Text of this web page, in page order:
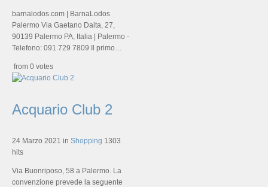
barnalodos.com | BarnaLodos
Palermo Via Gaetano Daita, 27,
90139 Palermo PA, Italia | Palermo -
Telefono: 091 729 7809 Il primo…
from 0 votes
Acquario Club 2
24 Marzo 2021 in Shopping 1303
hits
Via Buonriposo, 58 a Palermo. La
convenzione prevede la seguente